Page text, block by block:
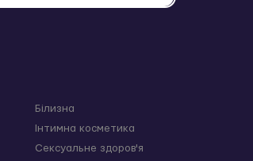
Білизна
Інтимна косметика
Сексуальне здоров'я